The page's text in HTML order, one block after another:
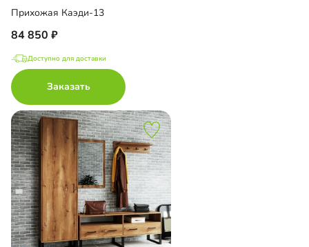
Прихожая Каэди-13
84 850
Доступно для доставки
Заказать